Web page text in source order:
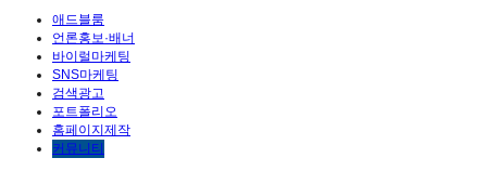
애드블룸
언론홍보·배너
바이럴마케팅
SNS마케팅
검색광고
포트폴리오
홈페이지제작
커뮤니티